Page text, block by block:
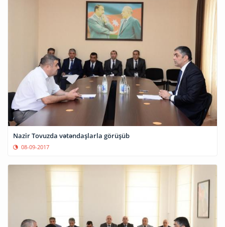
Nazir Tovuzda vətəndaşlarla görüşüb
08-09-2017